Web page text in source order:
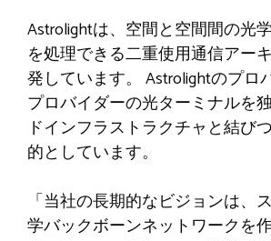
Astrolightは、空間と空間間の光
を処理できる二重使用通信アー
発しています。 Astrolightのプロ
プロバイダーの光ターミナルを
ドインフラストラクチャと結び
的としています。
「当社の長期的なビジョンは、
学バックボーンネットワークを